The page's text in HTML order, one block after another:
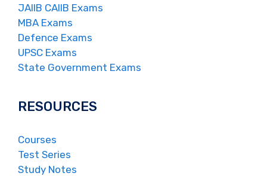
JAIIB CAIIB Exams
MBA Exams
Defence Exams
UPSC Exams
State Government Exams
RESOURCES
Courses
Test Series
Study Notes